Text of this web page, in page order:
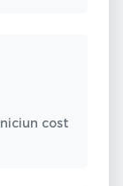
cost